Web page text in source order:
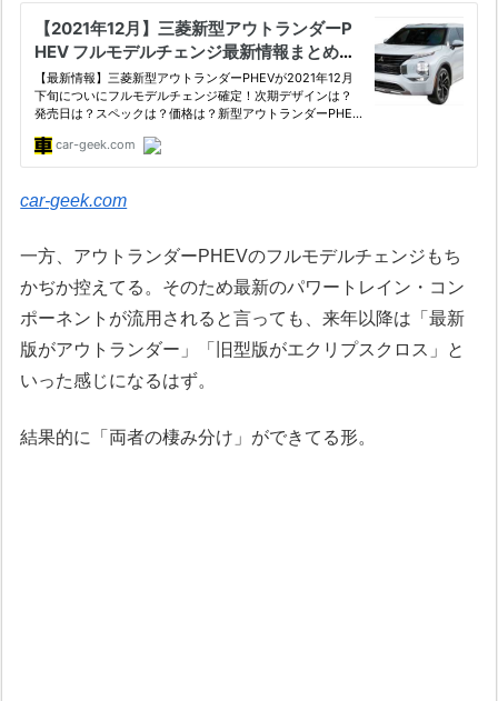
car-geek.com
一方、アウトランダーPHEVのフルモデルチェンジもち
かぢか控えてる。そのため最新のパワートレイン・コン
ポーネントが流用されると言っても、来年以降は「最新
版がアウトランダー」「旧型版がエクリプスクロス」と
いった感じになるはず。
結果的に「両者の棲み分け」ができてる形。